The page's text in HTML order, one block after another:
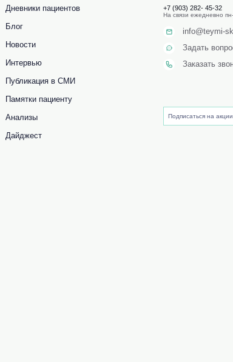
Дневники пациентов
Блог
Новости
Интервью
Публикация в СМИ
Памятки пациенту
Анализы
Дайджест
+7 (903) 282- 45-32
На связи ежедневно
info@teymi-
Задать
Заказать